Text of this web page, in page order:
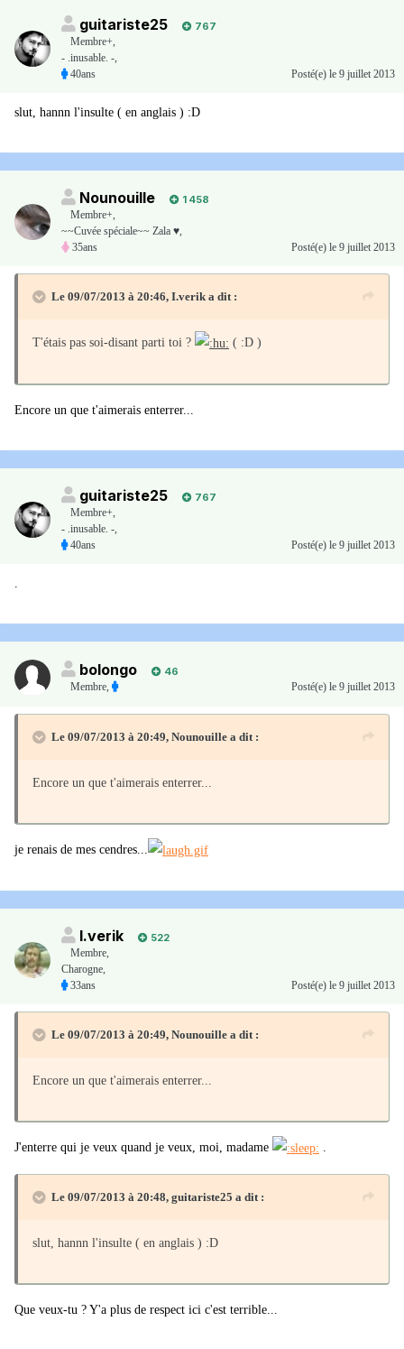
guitariste25
767
Membre+,
- .inusable. -,
40ans
Posté(e) le 9 juillet 2013
slut, hannn l'insulte ( en anglais ) :D
Nounouille
1 458
Membre+,
~~Cuvée spéciale~~ Zala ♥,
35ans
Posté(e) le 9 juillet 2013
Le 09/07/2013 à 20:46, I.verik a dit :
T'étais pas soi-disant parti toi ? ( :D )
Encore un que t'aimerais enterrer...
guitariste25
767
Membre+,
- .inusable. -,
40ans
Posté(e) le 9 juillet 2013
.
bolongo
46
Membre, Posté(e) le 9 juillet 2013
Le 09/07/2013 à 20:49, Nounouille a dit :
Encore un que t'aimerais enterrer...
je renais de mes cendres...
I.verik
522
Membre,
Charogne,
33ans
Posté(e) le 9 juillet 2013
Le 09/07/2013 à 20:49, Nounouille a dit :
Encore un que t'aimerais enterrer...
J'enterre qui je veux quand je veux, moi, madame .
Le 09/07/2013 à 20:48, guitariste25 a dit :
slut, hannn l'insulte ( en anglais ) :D
Que veux-tu ? Y'a plus de respect ici c'est terrible...